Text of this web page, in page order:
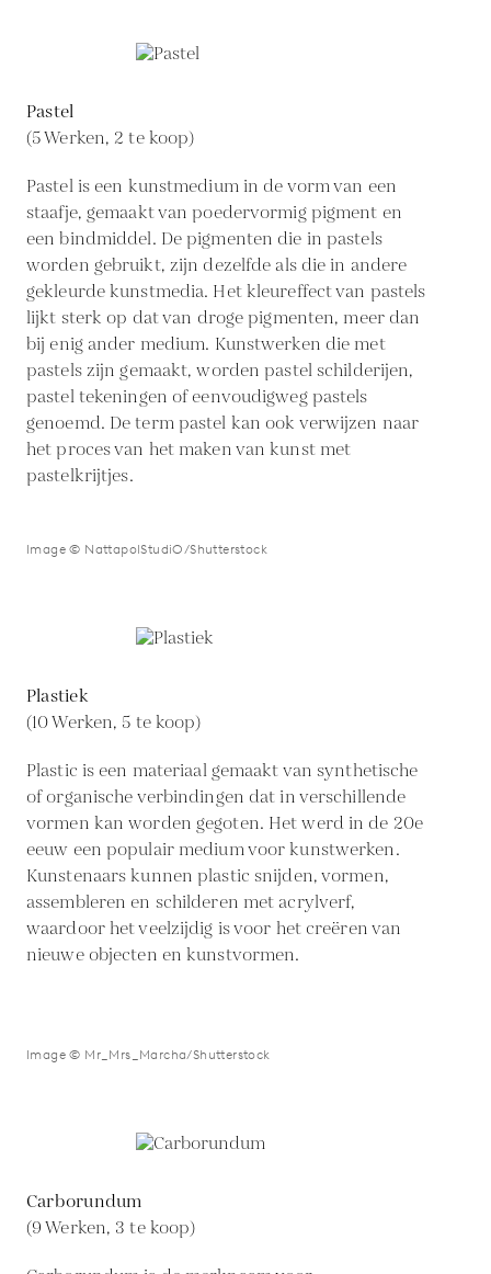
Pastel
(5 Werken, 2 te koop)
Pastel is een kunstmedium in de vorm van een
staafje, gemaakt van poedervormig pigment en
een bindmiddel. De pigmenten die in pastels
worden gebruikt, zijn dezelfde als die in andere
gekleurde kunstmedia. Het kleureffect van pastels
lijkt sterk op dat van droge pigmenten, meer dan
bij enig ander medium. Kunstwerken die met
pastels zijn gemaakt, worden pastel schilderijen,
pastel tekeningen of eenvoudigweg pastels
genoemd. De term pastel kan ook verwijzen naar
het proces van het maken van kunst met
pastelkrijtjes.
Image © NattapolStudiO/Shutterstock
Plastiek
(10 Werken, 5 te koop)
Plastic is een materiaal gemaakt van synthetische
of organische verbindingen dat in verschillende
vormen kan worden gegoten. Het werd in de 20e
eeuw een populair medium voor kunstwerken.
Kunstenaars kunnen plastic snijden, vormen,
assembleren en schilderen met acrylverf,
waardoor het veelzijdig is voor het creëren van
nieuwe objecten en kunstvormen.
Image © Mr_Mrs_Marcha/Shutterstock
Carborundum
(9 Werken, 3 te koop)